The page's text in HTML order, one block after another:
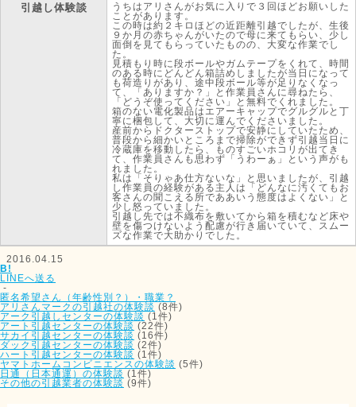
引越し体験談
うちはアリさんがお気に入りで３回ほどお願いした
ことがあります。
この時は約２キロほどの近距離引越でしたが、生後
９か月の赤ちゃんがいたので母に来てもらい、少し
面倒を見てもらっていたものの、大変な作業でし
た。
見積もり時に段ボールやガムテープをくれて、時間
のある時にどんどん箱詰めしましたが当日になって
も荷造りがあり、途中段ボール等が足りなくなっ
て、「ありますか？」と作業員さんに尋ねたら、
「どうぞ使ってください」と無料でくれました。
箱のない電化製品はエアーキャップでグルグルと丁
寧に梱包して、大切に運んでくださいました。
産前からドクターストップで安静にしていたため、
普段から細かいところまで掃除ができず引越当日に
冷蔵庫を移動したら、ものすごいホコリが出てき
て、作業員さんも思わず「うわーぁ」という声がも
れました。
私は「そりゃあ仕方ないな」と思いましたが、引越
し作業員の経験がある主人は「どんなに汚くてもお
客さんの聞こえる所でああいう態度はよくない」と
少し怒っていました。
引越し先では不織布を敷いてから箱を積むなど床や
壁を傷つけないよう配慮が行き届いていて、スムー
ズな作業で大助かりでした。
2016.04.15
B!
LINEへ送る
-
匿名希望さん（年齢性別？）・職業？
アリさんマークの引越社の体験談 (8件)
アーク引越しセンターの体験談 (1件)
アート引越センターの体験談 (22件)
サカイ引越センターの体験談 (16件)
ダック引越センターの体験談 (2件)
ハート引越センターの体験談 (1件)
ヤマトホームコンビニエンスの体験談 (5件)
日通（日本通運）の体験談 (1件)
その他の引越業者の体験談 (9件)